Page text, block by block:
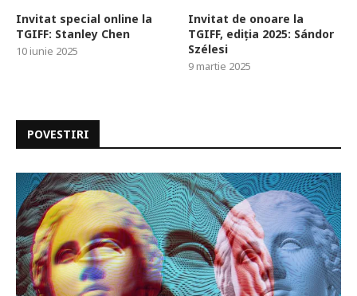
Invitat special online la
TGIFF: Stanley Chen
10 iunie 2025
Invitat de onoare la
TGIFF, ediția 2025: Sándor
Szélesi
9 martie 2025
POVESTIRI